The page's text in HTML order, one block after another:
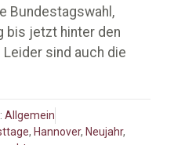
Bundestagswahl,
bis jetzt hinter den
sind auch die
Allgemein
, Hannover, Neujahr,